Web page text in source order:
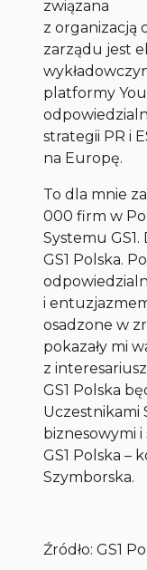
związana
z organizacją
zarządu jest
platformy
strategii PR i
na Europę.
To dla mnie
000 firm w
Systemu
GS1 Polska.
i
osadzone w
pokazały mi
z
GS1 Polska
Uczestnikami
biznesowymi i
GS1 Polska–
Szymborska.
Źródło: GS1